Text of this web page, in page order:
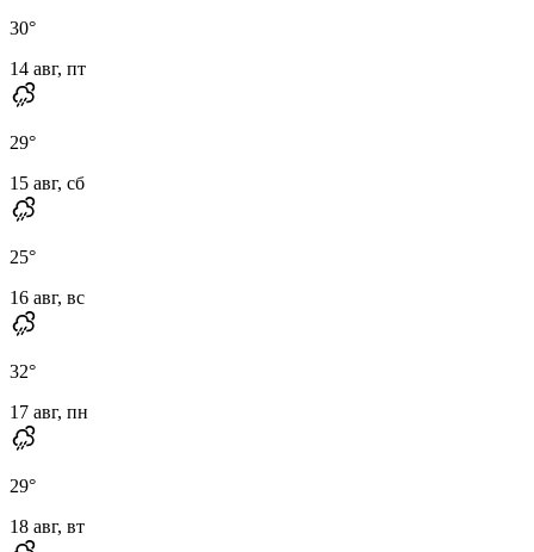
30°
14 авг, пт
29°
15 авг, сб
25°
16 авг, вс
32°
17 авг, пн
29°
18 авг, вт